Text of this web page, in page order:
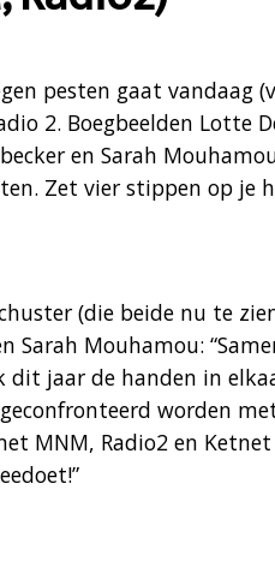
pesten gaat vandaag
2. Boegbeelden Lotte
en Sarah
Zet vier stippen op je
(die beide nu te
Sarah Mouhamou:
dit jaar de handen in
worden
MNM, Radio2 en